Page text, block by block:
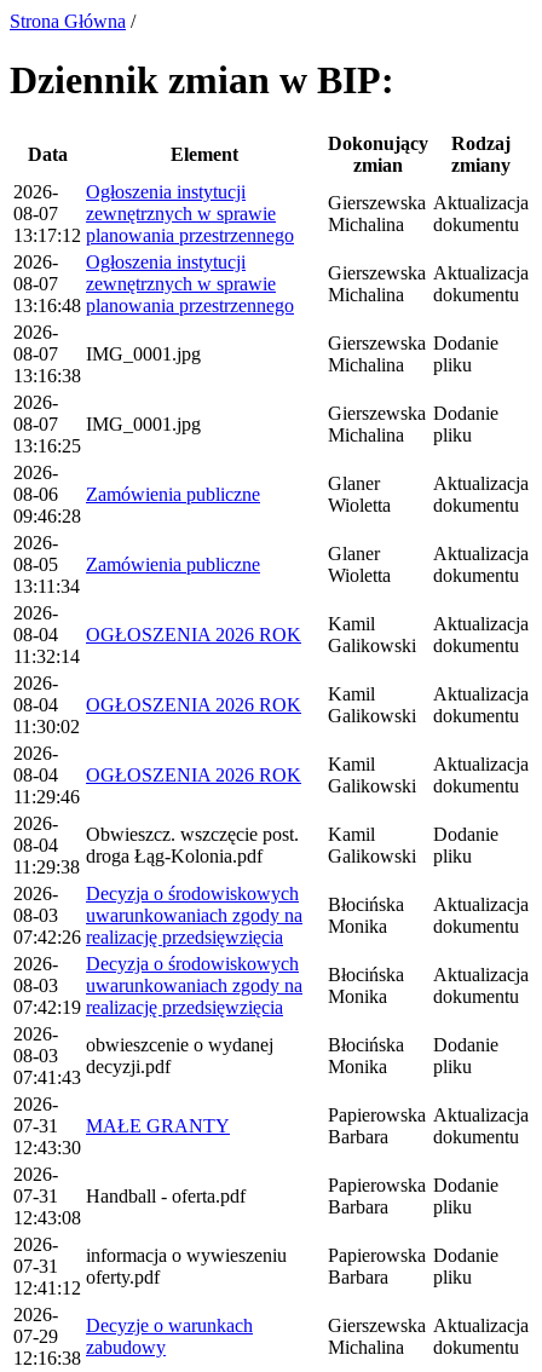
Strona Główna /
Dziennik zmian w BIP:
Data Element
Dokonujący
zmian
Rodzaj
zmiany
2026-
08-07
13:17:12
Ogłoszenia instytucji
zewnętrznych w sprawie
planowania przestrzennego
Gierszewska
Michalina
Aktualizacja
dokumentu
2026-
08-07
13:16:48
Ogłoszenia instytucji
zewnętrznych w sprawie
planowania przestrzennego
Gierszewska
Michalina
Aktualizacja
dokumentu
2026-
08-07
13:16:38
IMG_0001.jpg
Gierszewska
Michalina
Dodanie
pliku
2026-
08-07
13:16:25
IMG_0001.jpg
Gierszewska
Michalina
Dodanie
pliku
2026-
08-06
09:46:28
Zamówienia publiczne
Glaner
Wioletta
Aktualizacja
dokumentu
2026-
08-05
13:11:34
Zamówienia publiczne
Glaner
Wioletta
Aktualizacja
dokumentu
2026-
08-04
11:32:14
OGŁOSZENIA 2026 ROK
Kamil
Galikowski
Aktualizacja
dokumentu
2026-
08-04
11:30:02
OGŁOSZENIA 2026 ROK
Kamil
Galikowski
Aktualizacja
dokumentu
2026-
08-04
11:29:46
OGŁOSZENIA 2026 ROK
Kamil
Galikowski
Aktualizacja
dokumentu
2026-
08-04
11:29:38
Obwieszcz. wszczęcie post.
droga Łąg-Kolonia.pdf
Kamil
Galikowski
Dodanie
pliku
2026-
08-03
07:42:26
Decyzja o środowiskowych
uwarunkowaniach zgody na
realizację przedsięwzięcia
Błocińska
Monika
Aktualizacja
dokumentu
2026-
08-03
07:42:19
Decyzja o środowiskowych
uwarunkowaniach zgody na
realizację przedsięwzięcia
Błocińska
Monika
Aktualizacja
dokumentu
2026-
08-03
07:41:43
obwieszcenie o wydanej
decyzji.pdf
Błocińska
Monika
Dodanie
pliku
2026-
07-31
12:43:30
MAŁE GRANTY
Papierowska
Barbara
Aktualizacja
dokumentu
2026-
07-31
12:43:08
Handball - oferta.pdf
Papierowska
Barbara
Dodanie
pliku
2026-
07-31
12:41:12
informacja o wywieszeniu
oferty.pdf
Papierowska
Barbara
Dodanie
pliku
2026-
07-29
12:16:38
Decyzje o warunkach
zabudowy
Gierszewska
Michalina
Aktualizacja
dokumentu